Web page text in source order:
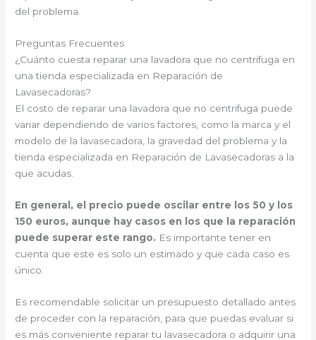
del problema.
Preguntas Frecuentes
¿Cuánto cuesta reparar una lavadora que no centrifuga en
una tienda especializada en Reparación de
Lavasecadoras?
El costo de reparar una lavadora que no centrifuga puede
variar dependiendo de varios factores, como la marca y el
modelo de la lavasecadora, la gravedad del problema y la
tienda especializada en Reparación de Lavasecadoras a la
que acudas.
En general, el precio puede oscilar entre los 50 y los
150 euros, aunque hay casos en los que la reparación
puede superar este rango. Es importante tener en
cuenta que este es solo un estimado y que cada caso es
único.
Es recomendable solicitar un presupuesto detallado antes
de proceder con la reparación, para que puedas evaluar si
es más conveniente reparar tu lavasecadora o adquirir una